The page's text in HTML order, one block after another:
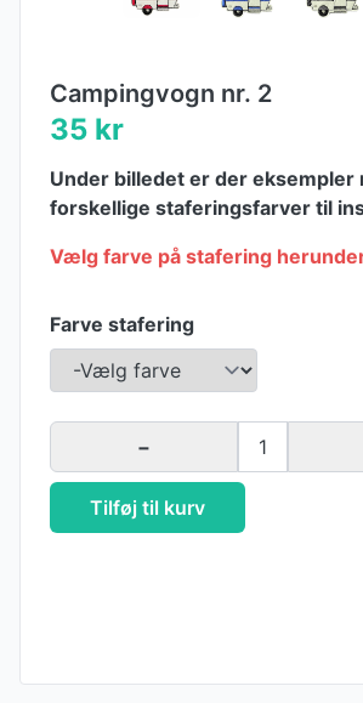
Campingvogn nr. 2
35 kr
Under billedet er der eksempler
forskellige staferingsfarver til
Vælg farve på stafering
Farve stafering
− 1
Tilføj til kurv